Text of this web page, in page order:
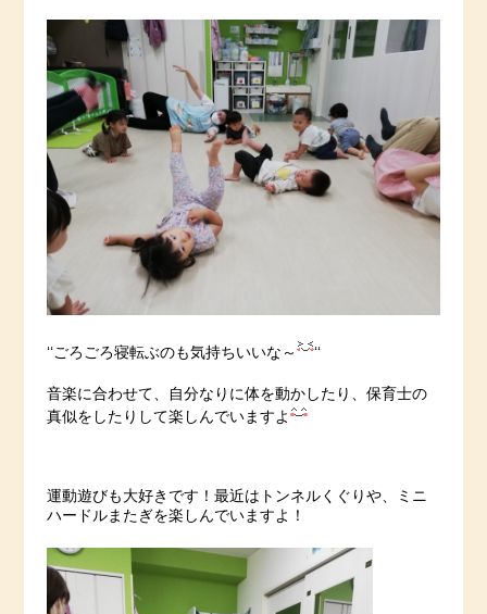
‘‘ごろごろ寝転ぶのも気持ちいいな～ ‘‘
音楽に合わせて、自分なりに体を動かしたり、保育士の
真似をしたりして楽しんでいますよ
運動遊びも大好きです！最近はトンネルくぐりや、ミニ
ハードルまたぎを楽しんでいますよ！